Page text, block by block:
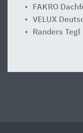
FAKRO
VELUX
Randers Tegl